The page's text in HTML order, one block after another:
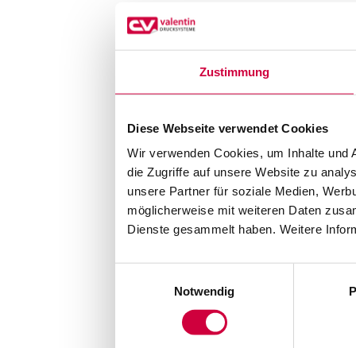
Zustimmung
Diese Webseite verwendet Cookies
Wir verwenden Cookies, um Inhalte und
die Zugriffe auf unsere Website zu
unsere Partner für soziale Medien,
möglicherweise mit weiteren Daten
Dienste gesammelt haben. Weitere
Notwendig